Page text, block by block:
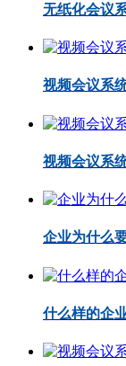
无纸化会议
视频会议系
视频会议系
企业为什么
什么样的企